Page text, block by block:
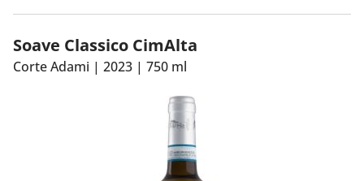
Soave Classico CimAlta
Corte Adami | 2023 | 750 ml